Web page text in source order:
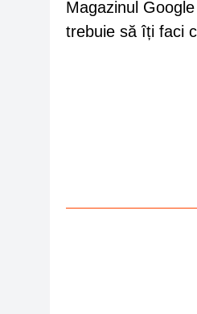
Magazinul Google
trebuie să îți faci